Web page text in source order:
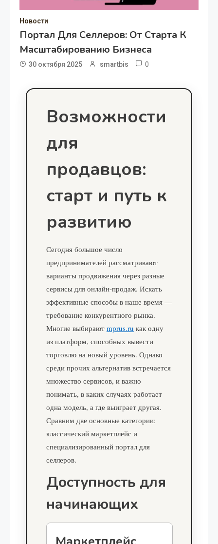
Новости
Портал Для Селлеров: От Старта К
Масштабированию Бизнеса
30 октября 2025 smartbis 0
Возможности
для
продавцов:
старт и путь к
развитию
Сегодня большое число
предпринимателей рассматривают
варианты продвижения через разные
сервисы для онлайн-продаж. Искать
эффективные способы в наше время —
требование конкурентного рынка.
Многие выбирают mprus.ru как одну
из платформ, способных вывести
торговлю на новый уровень. Однако
среди прочих альтернатив встречается
множество сервисов, и важно
понимать, в каких случаях работает
одна модель, а где выиграет другая.
Сравним две основные категории:
классический маркетплейс и
специализированный портал для
селлеров.
Доступность для
начинающих